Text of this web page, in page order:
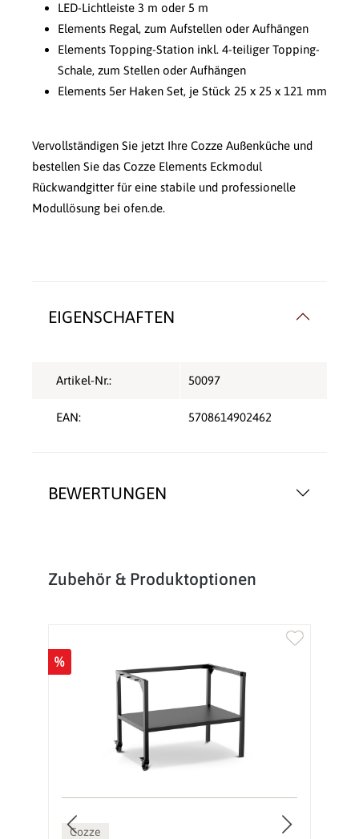
LED-Lichtleiste 3 m oder 5 m
Elements Regal, zum Aufstellen oder Aufhängen
Elements Topping-Station inkl. 4-teiliger Topping-
Schale, zum Stellen oder Aufhängen
Elements 5er Haken Set, je Stück 25 x 25 x 121 mm
Vervollständigen Sie jetzt Ihre Cozze Außenküche und
bestellen Sie das Cozze Elements Eckmodul
Rückwandgitter für eine stabile und professionelle
Modullösung bei ofen.de.
BEWERTUNGEN
EIGENSCHAFTEN
Artikel-Nr.: 50097
EAN: 5708614902462
Produktgalerie überspringen
Zubehör & Produktoptionen
%
Cozze